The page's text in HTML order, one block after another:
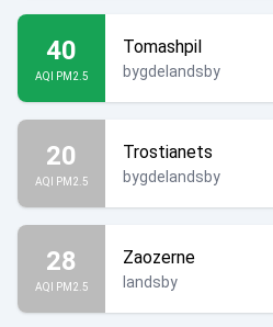
40
AQI PM2.5
Tomashpil
bygdelandsby
20
AQI PM2.5
Trostianets
bygdelandsby
28
AQI PM2.5
Zaozerne
landsby